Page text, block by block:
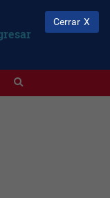
Cerrar